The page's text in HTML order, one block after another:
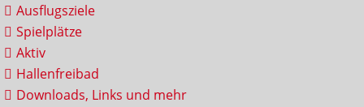
Ausflugsziele
Spielplätze
Aktiv
Hallenfreibad
Downloads, Links und mehr